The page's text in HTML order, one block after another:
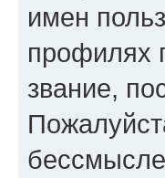
имен
профилях
звание,